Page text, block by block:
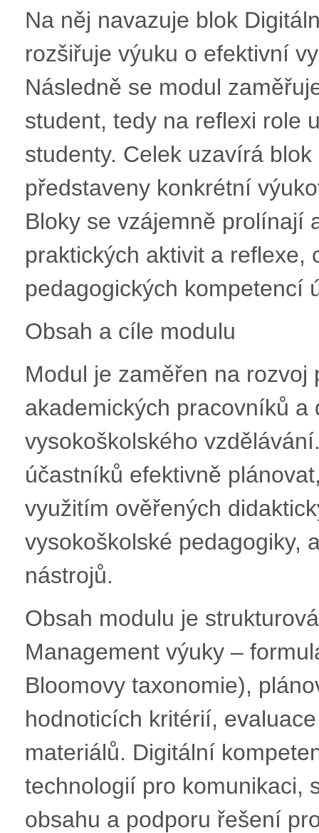
Na něj navazuje blok
rozšiřuje výuku o efektivní
Následně se modul
student, tedy na reflexi role
studenty. Celek uzavírá
představeny konkrétní
Bloky se vzájemně prolínají
praktických aktivit a reflexe,
pedagogických kompetencí
Obsah a cíle modulu
Modul je zaměřen na
akademických pracovníků
vysokoškolského
účastníků efektivně
využitím ověřených
vysokoškolské pedagogiky,
nástrojů.
Obsah modulu je
Management výuky –
Bloomovy taxonomie),
hodnoticích kritérií,
materiálů. Digitální
technologií pro komunikaci,
obsahu a podporu řešení